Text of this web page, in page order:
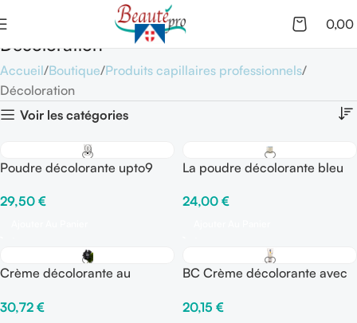
0,00
Décoloration
Accueil Boutique Produits capillaires professionnels
Décoloration
Voir les catégories
Poudre décolorante upto9
29,50 €
La poudre décolorante bleu
24,00 €
Crème décolorante au
ECHOSLINE
30,72 €
BC Crème décolorante avec
20,15 €